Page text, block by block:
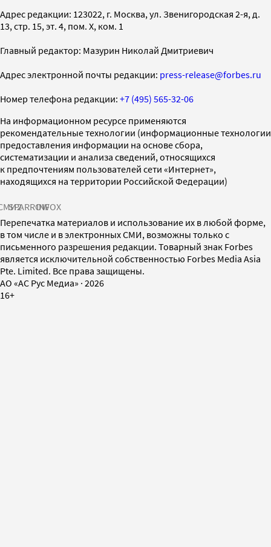
Адрес редакции: 123022, г. Москва, ул. Звенигородская 2-я, д.
13, стр. 15, эт. 4, пом. X, ком. 1
Главный редактор: Мазурин Николай Дмитриевич
Адрес электронной почты редакции: press-release@forbes.ru
Номер телефона редакции: +7 (495) 565-32-06
На информационном ресурсе применяются
рекомендательные технологии (информационные технологии
предоставления информации на основе сбора,
систематизации и анализа сведений, относящихся
к предпочтениям пользователей сети «Интернет»,
находящихся на территории Российской Федерации)
SPARROWINFOX
Перепечатка материалов и использование их в любой форме,
в том числе и в электронных СМИ, возможны только с
письменного разрешения редакции. Товарный знак Forbes
является исключительной собственностью Forbes Media Asia
Pte. Limited. Все права защищены.
AO «АС Рус Медиа» · 2026
16+